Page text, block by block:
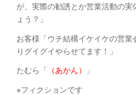
が、実際の勧誘とか営業活動の実
ょう？」
お客様「ウチ結構イケイケの営業
りグイグイやらせてます！」
たむら「 （あかん）
」
※フィクションです